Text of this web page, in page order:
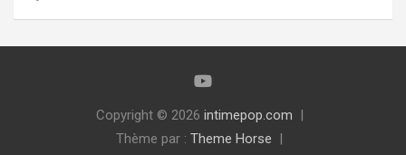
Copyright © 2026 intimepop.com
Thème par : Theme Horse